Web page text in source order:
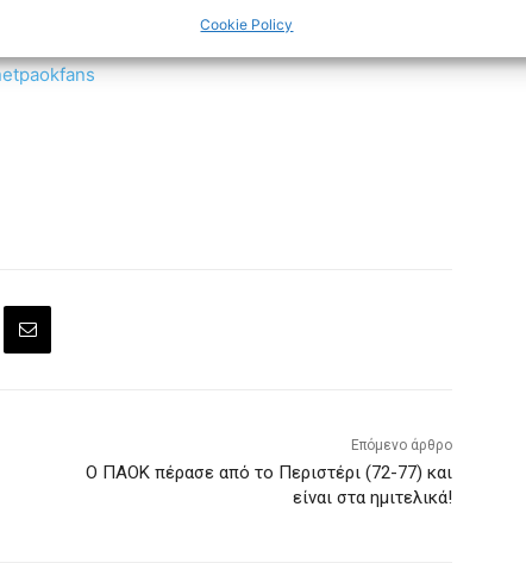
Cookie Policy
paok-fans-601b24248
Επόμενο άρθρο
Ο ΠΑΟΚ πέρασε από το Περιστέρι (72-77) και
είναι στα ημιτελικά!